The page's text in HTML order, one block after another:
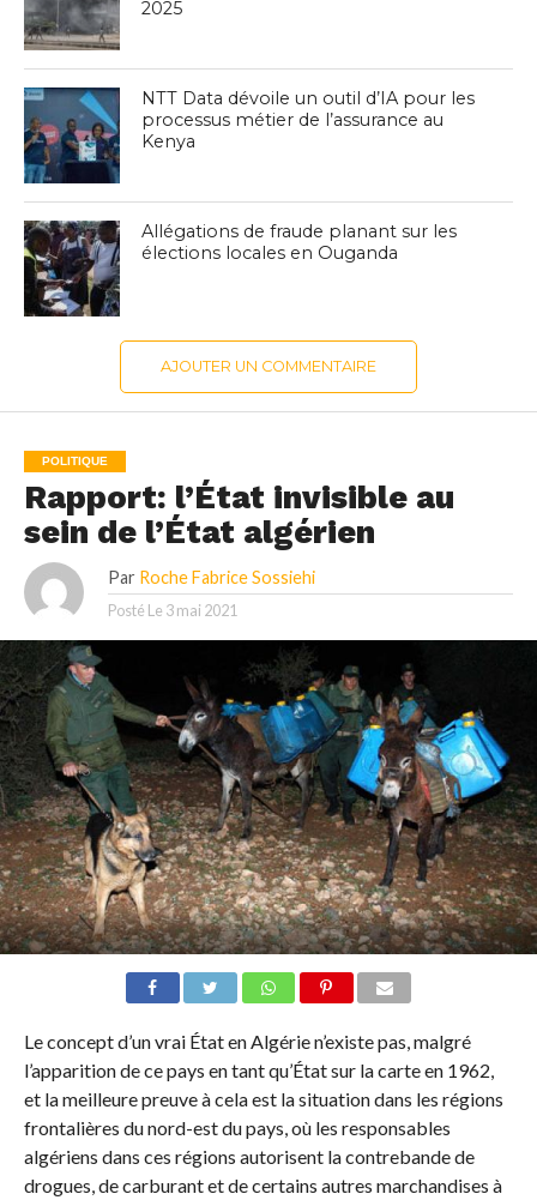
2025
NTT Data dévoile un outil d’IA pour les
processus métier de l’assurance au
Kenya
Allégations de fraude planant sur les
élections locales en Ouganda
AJOUTER UN COMMENTAIRE
POLITIQUE
Rapport: l’État invisible au
sein de l’État algérien
Par Roche Fabrice Sossiehi
Posté Le 3 mai 2021
Le concept d’un vrai État en Algérie n’existe pas, malgré
l’apparition de ce pays en tant qu’État sur la carte en 1962,
et la meilleure preuve à cela est la situation dans les régions
frontalières du nord-est du pays, où les responsables
algériens dans ces régions autorisent la contrebande de
drogues, de carburant et de certains autres marchandises à